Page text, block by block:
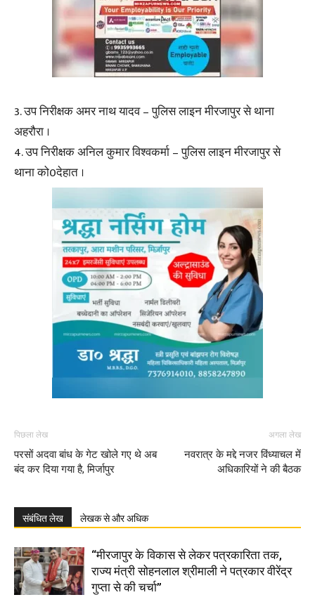
3. उप निरीक्षक अमर नाथ यादव – पुलिस लाइन मीरजापुर से थाना
अहरौरा ।
4. उप निरीक्षक अनिल कुमार विश्वकर्मा – पुलिस लाइन मीरजापुर से
थाना को0देहात ।
पिछला लेख
परसों अदवा बांध के गेट खोले गए थे अब
बंद कर दिया गया है, मिर्जापुर
अगला लेख
नवरात्र के मद्दे नजर विंध्याचल में
अधिकारियों ने की बैठक
संबंधित लेख लेखक से और अधिक
“मीरजापुर के विकास से लेकर पत्रकारिता तक,
राज्य मंत्री सोहनलाल श्रीमाली ने पत्रकार वीरेंद्र
गुप्ता से की चर्चा”